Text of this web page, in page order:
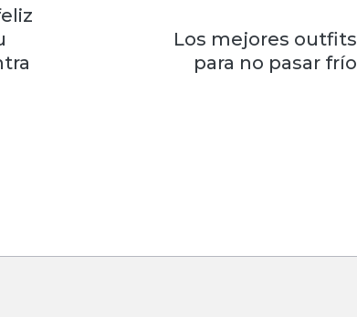
Los mejores outfits
para no pasar frío